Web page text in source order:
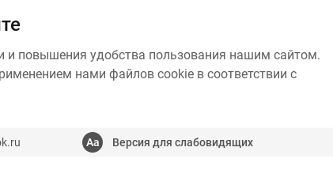
повышения удобства пользования нашим сайтом.
нами файлов cookie в соответствии с
Версия для слабовидящих